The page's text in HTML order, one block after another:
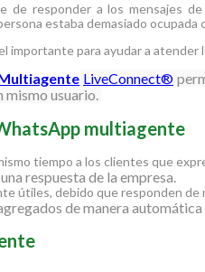
de responder a los mensajes
estaba demasiado ocupada
importante para ayudar a
LiveConnect®
mismo usuario.
multiagente
tiempo a los clientes que
respuesta de la empresa.
útiles, debido que responden de
de manera